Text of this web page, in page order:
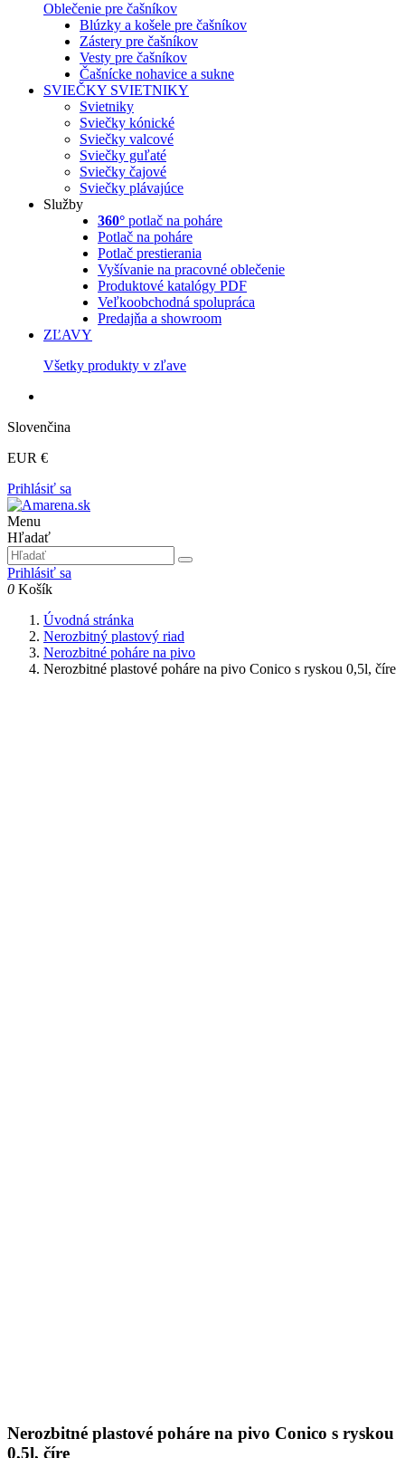
Oblečenie pre čašníkov
Blúzky a košele pre čašníkov
Zástery pre čašníkov
Vesty pre čašníkov
Čašnícke nohavice a sukne
SVIEČKY SVIETNIKY
Svietniky
Sviečky kónické
Sviečky valcové
Sviečky guľaté
Sviečky čajové
Sviečky plávajúce
Služby
360° potlač na poháre
Potlač na poháre
Potlač prestierania
Vyšívanie na pracovné oblečenie
Produktové katalógy PDF
Veľkoobchodná spolupráca
Predajňa a showroom
ZĽAVY
Všetky produkty v zľave
Slovenčina
EUR €
Prihlásiť sa
Menu
Hľadať
Prihlásiť sa
0 Košík
Úvodná stránka
Nerozbitný plastový riad
Nerozbitné poháre na pivo
Nerozbitné plastové poháre na pivo Conico s ryskou 0,5l, číre
Nerozbitné plastové poháre na pivo Conico s ryskou
0,5l, číre